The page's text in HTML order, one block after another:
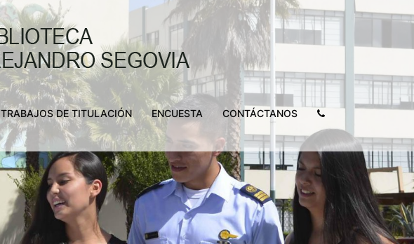
TRABAJOS DE TITULACIÓN ENCUESTA CONTÁCTANOS